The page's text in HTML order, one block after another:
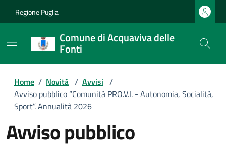
Regione Puglia
Comune di Acquaviva delle
Fonti
Home / Novità / Avvisi /
Avviso pubblico “Comunità PRO.V.I. - Autonomia, Socialità,
Sport”. Annualità 2026
Avviso pubblico